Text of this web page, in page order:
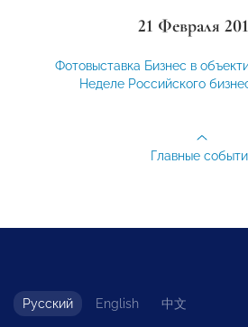
21 Февраля
Фотовыставка Бизнес в
Неделе Российского
Главные
Русский English 中文